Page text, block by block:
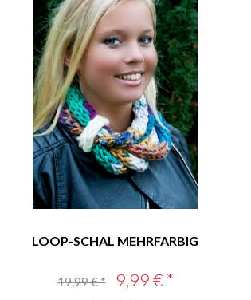
LOOP-SCHAL MEHRFARBIG
19,99 € * 9,99 € *